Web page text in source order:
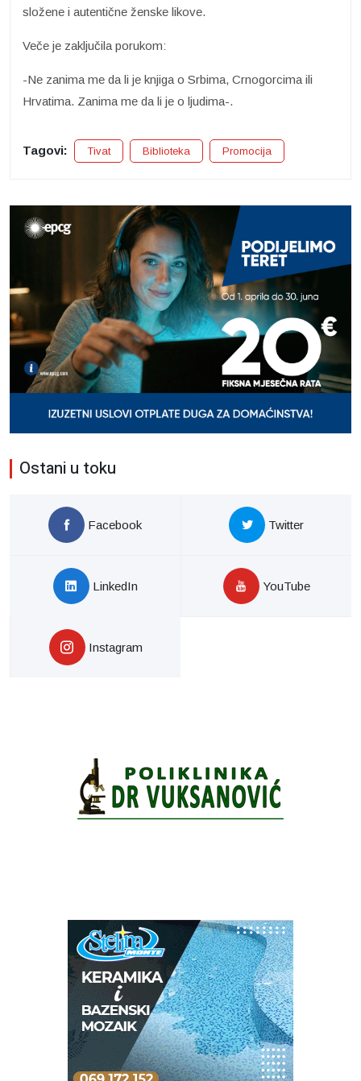
složene i autentične ženske likove.
Veče je zaključila porukom:
-Ne zanima me da li je knjiga o Srbima, Crnogorcima ili
Hrvatima. Zanima me da li je o ljudima-.
Tagovi: Tivat Biblioteka Promocija
Ostani u toku
Facebook Twitter
LinkedIn YouTube
Instagram